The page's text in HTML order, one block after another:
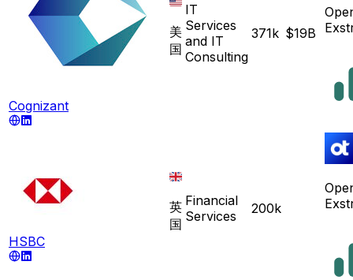
Cognizant
美
国
IT
Services
and IT
Consulting
371k $19B
HSBC
英
国
Financial
Services
200k